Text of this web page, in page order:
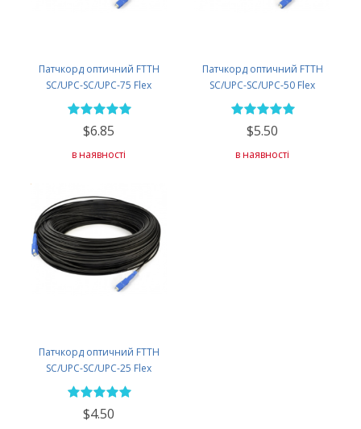
Патчкорд оптичний FTTH
SC/UPC-SC/UPC-75 Flex
$6.85
в наявності
Патчкорд оптичний FTTH
SC/UPC-SC/UPC-50 Flex
$5.50
в наявності
Патчкорд оптичний FTTH
SC/UPC-SC/UPC-25 Flex
$4.50